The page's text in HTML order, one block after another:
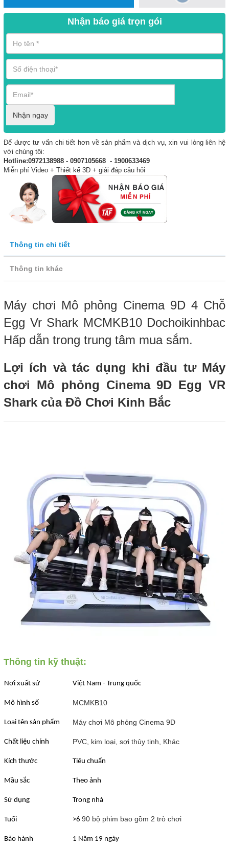
Nhận báo giá trọn gói
Nhận ngay
Để được tư vấn chi tiết hơn về sản phẩm và dịch vụ, xin vui lòng liên hệ
với chúng tôi:
Hotline:0972138988 - 0907105668 - 1900633469
Miễn phí Video + Thiết kế 3D + giải đáp câu hỏi
Thông tin chi tiết
Thông tin khác
Máy chơi Mô phỏng Cinema 9D 4 Chỗ
Egg Vr Shark MCMKB10 Dochoikinhbac
Hấp dẫn trong trung tâm mua sắm.
Lợi ích và tác dụng khi đầu tư Máy
chơi Mô phỏng Cinema 9D Egg VR
Shark của Đồ Chơi Kinh Bắc
Thông tin kỹ thuật:
Nơi xuất sứ Việt Nam - Trung quốc
Mô hình số MCMKB10
Loại tên sản phẩm Máy chơi Mô phỏng Cinema 9D
Chất liệu chính PVC, kim loại, sợi thủy tinh, Khác
Kích thước Tiêu chuẩn
Mầu sắc Theo ảnh
Sử dụng Trong nhà
Tuổi >6 90 bộ phim bao gồm 2 trò chơi
Bảo hành 1 Năm 19 ngày